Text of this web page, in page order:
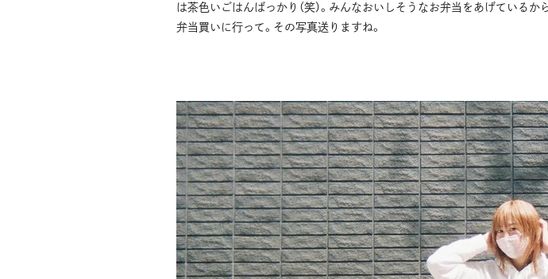
は茶色いごはんばっかり（笑）。みんなおいしそうなお弁当をあげているか
弁当買いに行って。その写真送りますね。